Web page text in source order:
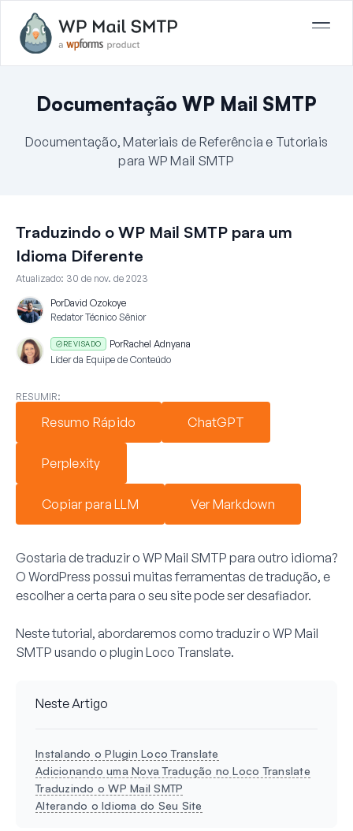
Documentação WP Mail SMTP
Documentação, Materiais de Referência e Tutoriais
para WP Mail SMTP
Traduzindo o WP Mail SMTP para um
Idioma Diferente
Atualizado: 30 de nov. de 2023
PorDavid Ozokoye
Redator Técnico Sênior
REVISADO PorRachel Adnyana
Líder da Equipe de Conteúdo
RESUMIR:
Resumo Rápido ChatGPT
Perplexity
Copiar para LLM Ver Markdown
Gostaria de traduzir o WP Mail SMTP para outro idioma?
O WordPress possui muitas ferramentas de tradução, e
escolher a certa para o seu site pode ser desafiador.
Neste tutorial, abordaremos como traduzir o WP Mail
SMTP usando o plugin Loco Translate.
Neste Artigo
Instalando o Plugin Loco Translate
Adicionando uma Nova Tradução no Loco Translate
Traduzindo o WP Mail SMTP
Alterando o Idioma do Seu Site